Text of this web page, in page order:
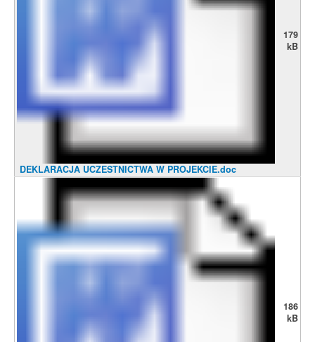
DEKLARACJA UCZESTNICTWA W PROJEKCIE.doc
179
kB
186
kB